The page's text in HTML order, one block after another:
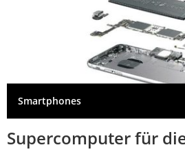
Smartphones
Supercomputer für